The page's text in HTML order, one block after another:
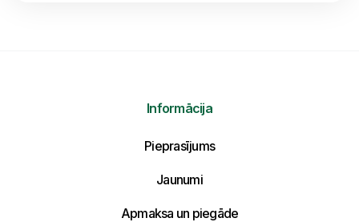
Informācija
Pieprasījums
Jaunumi
Apmaksa un piegāde